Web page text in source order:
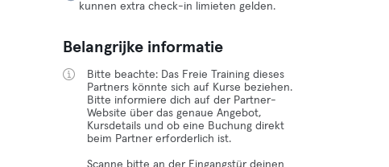
kunnen extra check-in limieten gelden.
Belangrijke informatie
Bitte beachte: Das Freie Training dieses
Partners könnte sich auf Kurse beziehen.
Bitte informiere dich auf der Partner-
Website über das genaue Angebot,
Kursdetails und ob eine Buchung direkt
beim Partner erforderlich ist.
Scanne bitte an der Eingangstür deinen